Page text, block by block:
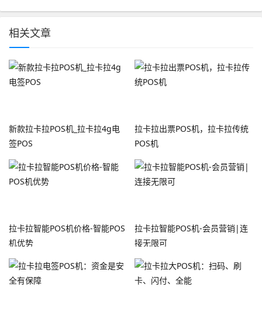
相关文章
新款拉卡拉POS机_拉卡拉4g电
签POS
拉卡拉出票POS机，拉卡拉传统
POS机
拉卡拉智能POS机价格-智能POS
机优势
拉卡拉智能POS机-会员营销|连
接无限可